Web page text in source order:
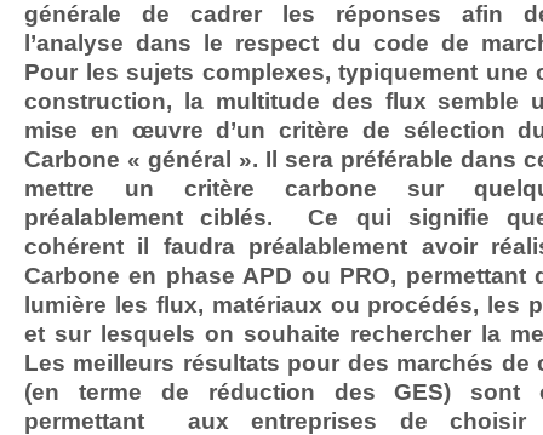
générale de cadrer les réponses afin
l’analyse dans le respect du code de
Pour les sujets complexes, typiquement une
construction, la multitude des flux semble
mise en œuvre d’un critère de sélection
Carbone « général ». Il sera préférable dans
mettre un critère carbone sur
préalablement ciblés. Ce qui signifie
cohérent il faudra préalablement avoir
Carbone en phase APD ou PRO, permettant
lumière les flux, matériaux ou procédés, les
et sur lesquels on souhaite rechercher la
Les meilleurs résultats pour des marchés de
(en terme de réduction des GES) sont
permettant aux entreprises de choisir